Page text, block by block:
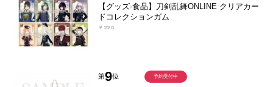
【グッズ-食品】刀剣乱舞ONLINE クリアカー
ドコレクションガム
￥220
第9位 予約受付中